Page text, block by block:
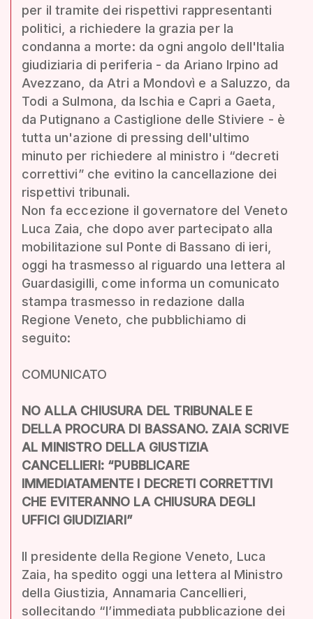
per il tramite dei rispettivi rappresentanti
politici, a richiedere la grazia per la
condanna a morte: da ogni angolo dell'Italia
giudiziaria di periferia - da Ariano Irpino ad
Avezzano, da Atri a Mondovì e a Saluzzo, da
Todi a Sulmona, da Ischia e Capri a Gaeta,
da Putignano a Castiglione delle Stiviere - è
tutta un'azione di pressing dell'ultimo
minuto per richiedere al ministro i “decreti
correttivi” che evitino la cancellazione dei
rispettivi tribunali.
Non fa eccezione il governatore del Veneto
Luca Zaia, che dopo aver partecipato alla
mobilitazione sul Ponte di Bassano di ieri,
oggi ha trasmesso al riguardo una lettera al
Guardasigilli, come informa un comunicato
stampa trasmesso in redazione dalla
Regione Veneto, che pubblichiamo di
seguito:
COMUNICATO
NO ALLA CHIUSURA DEL TRIBUNALE E
DELLA PROCURA DI BASSANO. ZAIA SCRIVE
AL MINISTRO DELLA GIUSTIZIA
CANCELLIERI: “PUBBLICARE
IMMEDIATAMENTE I DECRETI CORRETTIVI
CHE EVITERANNO LA CHIUSURA DEGLI
UFFICI GIUDIZIARI”
Il presidente della Regione Veneto, Luca
Zaia, ha spedito oggi una lettera al Ministro
della Giustizia, Annamaria Cancellieri,
sollecitando “l’immediata pubblicazione dei